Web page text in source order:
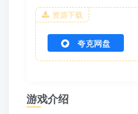
资源下载
夸克网盘
游戏介绍